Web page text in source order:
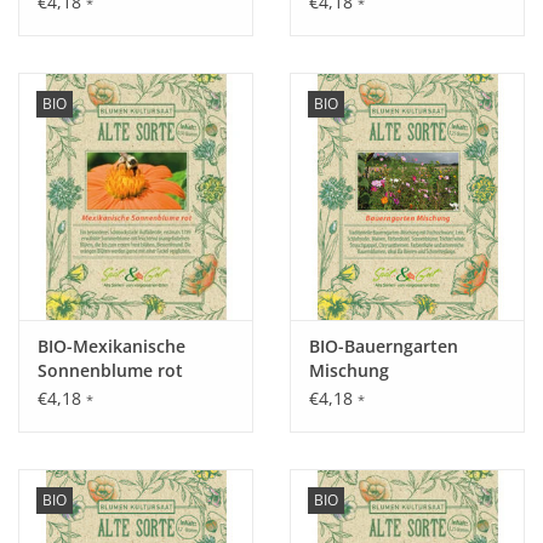
Aussaat:
Mitte April - Juli im Freiland, Samen ggf. über Nacht in Wasser
einweichen, vermehrt sich sehr einfach durch selbst Aussaat.
Keimung:
Rasche Keimung bei 15 - 20°C.
Pflanzabstand ca. 30 cm, ca. 8 Pflanzen pro 1m².
Saattiefe: Lichtkeimer, Saatgut nur leicht andrücken.
BIO
BIO-Mexikanische
Sonnenblume rot
€4,18 *
BIO
BIO-Bauerngarten
Mischung
€4,18 *
BIO BIO